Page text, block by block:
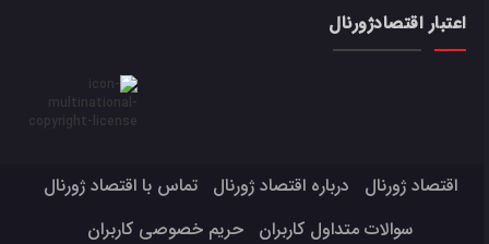
اعتبار اقتصادژورنال
اقتصاد ژورنال درباره اقتصاد ژورنال
تماس با اقتصاد ژورنال
سوالات متداول کاربران
حریم خصوصی کاربران